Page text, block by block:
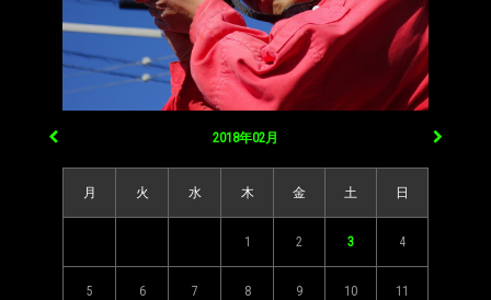
2018年02月
月 火 水 木 金 土 日
1 2 3 4
5 6 7 8 9 10 11